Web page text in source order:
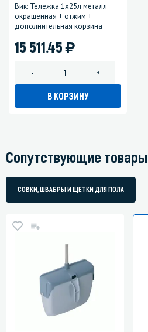
Вик: Тележка 1х25л металл
окрашенная + отжим +
дополнительная корзина
15 511.45)
- +
В КОРЗИНУ
Сопутствующие товары
СОВКИ, ШВАБРЫ И ЩЕТКИ ДЛЯ ПОЛА